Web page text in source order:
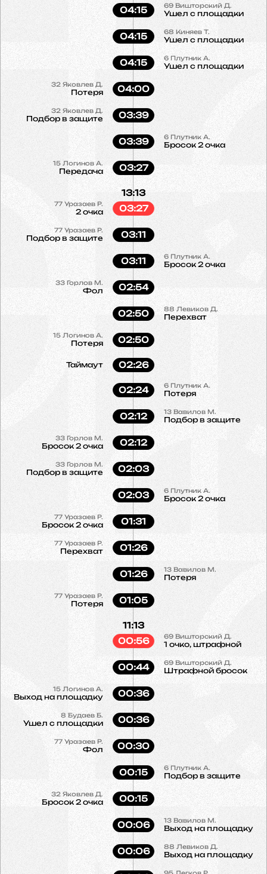
69 Вишторский Д.
Ушел с площадки
04:15
68 Киняев Т.
Ушел с площадки
04:15
6 Плутник А.
Ушел с площадки
04:15
32 Яковлев Д.
Потеря 04:00
32 Яковлев Д.
Подбор в защите 03:39
6 Плутник А.
Бросок 2 очка
03:39
15 Логинов А.
Передача 03:27
77 Уразаев Р.
2 очка
13:13
03:27
77 Уразаев Р.
Подбор в защите 03:11
6 Плутник А.
Бросок 2 очка
03:11
33Горлов М.
Фол 02:54
88 Левиков Д.
Перехват
02:50
15 Логинов А.
Потеря 02:50
Таймаут 02:26
6 Плутник А.
Потеря
02:24
13 Вавилов М.
Подбор в защите
02:12
33 Горлов М.
Бросок 2 очка 02:12
33 Горлов М.
Подбор в защите 02:03
6 Плутник А.
Бросок 2 очка
02:03
77 Уразаев Р.
Бросок 2 очка 01:31
77Уразаев Р.
Перехват 01:26
13 Вавилов М.
Потеря
01:26
77 Уразаев Р.
Потеря 01:05
69 Вишторский Д.
1 очко, штрафной
11:13
00:56
69 Вишторский Д.
Штрафной бросок
00:44
15 Логинов А.
Выход на площадку 00:36
8 Будаев Б.
Ушел с площадки 00:36
77 Уразаев Р.
Фол 00:30
6 Плутник А.
Подбор в защите
00:15
32 Яковлев Д.
Бросок 2 очка 00:15
13 Вавилов М.
Выход на площадку
00:06
88 Левиков Д.
Выход на площадку
00:06